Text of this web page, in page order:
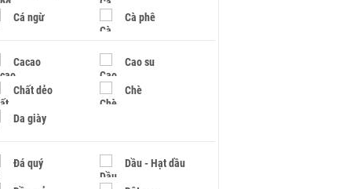
Cá ngừ Cà phê
Cacao Cao su
Chất dẻo Chè
Da giày
Đá quý Dầu - Hạt dầu